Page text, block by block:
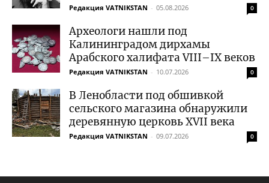
Редакция VATNIKSTAN - 05.08.2026 0
Археологи нашли под
Калининградом дирхамы
Арабского халифата VIII–IX веков
Редакция VATNIKSTAN - 10.07.2026 0
В Ленобласти под обшивкой
сельского магазина обнаружили
деревянную церковь XVII века
Редакция VATNIKSTAN - 09.07.2026 0